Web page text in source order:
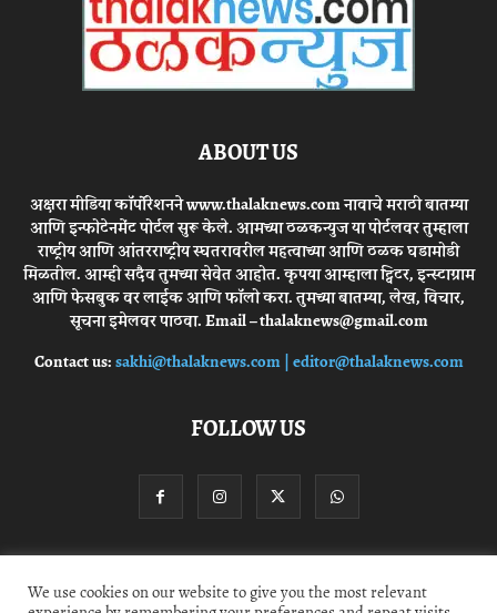
ABOUT US
अक्षरा मीडिया कॉर्पोरेशनने www.thalaknews.com नावाचे मराठी बातम्या
आणि इन्फोटेनमेंट पोर्टल सुरू केले. आमच्या ठळकन्युज या पोर्टलवर तुम्हाला
राष्ट्रीय आणि आंतरराष्ट्रीय स्घतरावरील महत्वाच्या आणि ठळक घडामोडी
मिळतील. आम्ही सदैव तुमच्या सेवेत आहोत. कृपया आम्हाला ट्विटर, इन्स्टाग्राम
आणि फेसबुक वर लाईक आणि फॉलो करा. तुमच्या बातम्या, लेख, विचार,
सूचना इमेलवर पाठवा. Email – thalaknews@gmail.com
Contact us:sakhi@thalaknews.com | editor@thalaknews.com
FOLLOW US
Privacy Policy Contact Us
We use cookies on our website to give you the most relevant